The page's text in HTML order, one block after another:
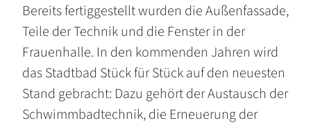
Bereits fertiggestellt wurden die Außenfassade,
Teile der Technik und die Fenster in der
Frauenhalle. In den kommenden Jahren wird
das Stadtbad Stück für Stück auf den neuesten
Stand gebracht: Dazu gehört der Austausch der
Schwimmbadtechnik, die Erneuerung der